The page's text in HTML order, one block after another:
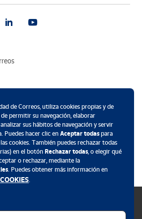
de Correos, utiliza cookies propias y de
permitir su navegación, elaborar
sus hábitos de navegación y servir
Puedes hacer clic en Aceptar todaspara
cookies. También puedes rechazar todas
en el botón Rechazar todas, o elegir qué
o rechazar, mediante la
. Puedes obtener más información en
.